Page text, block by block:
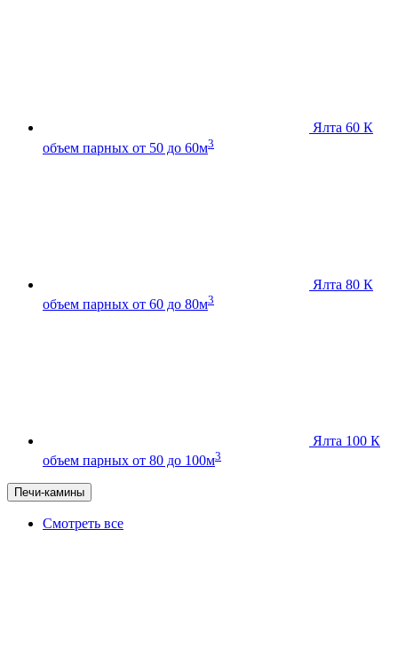
Ялта 60 К
объем парных от 50 до 60м3
Ялта 80 К
объем парных от 60 до 80м3
Ялта 100 К
объем парных от 80 до 100м3
Печи-камины
Смотреть все